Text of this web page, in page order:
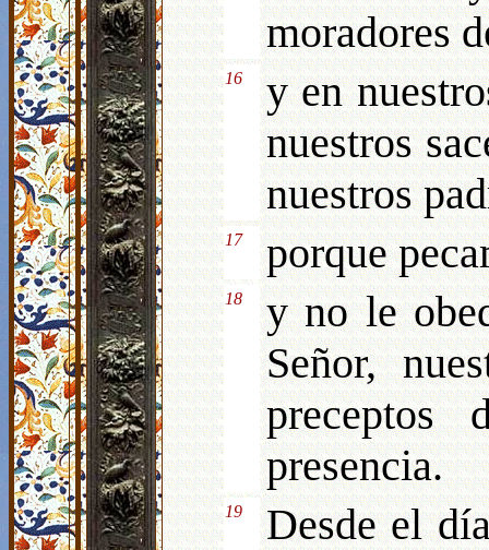
moradores
16
y en
nuestros
nuestros
17 porque
18
y no le
Señor,
preceptos
presencia.
19
Desde el